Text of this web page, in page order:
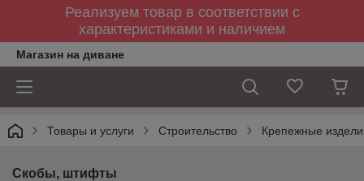
Реализуем товар в соответствии с
характеристиками и наличием
Магазин на диване
Товары и услуги Строительство Крепежные
Скобы, штифты